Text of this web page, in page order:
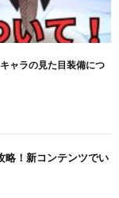
略！新コンテンツでい